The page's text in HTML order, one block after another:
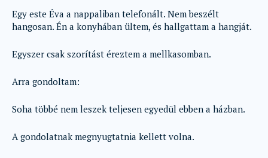
Egy este Éva a nappaliban telefonált. Nem beszélt
hangosan. Én a konyhában ültem, és hallgattam a hangját.
Egyszer csak szorítást éreztem a mellkasomban.
Arra gondoltam:
Soha többé nem leszek teljesen egyedül ebben a házban.
A gondolatnak megnyugtatnia kellett volna.